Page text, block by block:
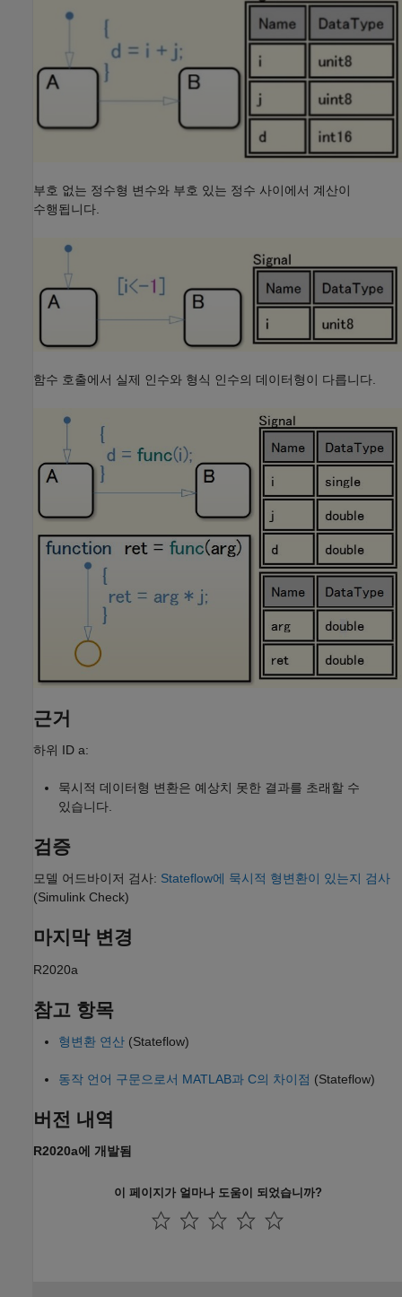
부호 없는 정수형 변수와 부호 있는 정수 사이에서 계산이
수행됩니다.
함수 호출에서 실제 인수와 형식 인수의 데이터형이 다릅니다.
근거
하위 ID a:
묵시적 데이터형 변환은 예상치 못한 결과를 초래할 수
있습니다.
검증
모델 어드바이저 검사: Stateflow에 묵시적 형변환이 있는지 검사
(Simulink Check)
마지막 변경
R2020a
참고 항목
형변환 연산 (Stateflow)
동작 언어 구문으로서 MATLAB과 C의 차이점 (Stateflow)
버전 내역
R2020a에 개발됨
이 페이지가 얼마나 도움이 되었습니까?